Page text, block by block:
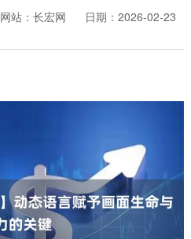
网站：长宏网
日期：2026-02-23